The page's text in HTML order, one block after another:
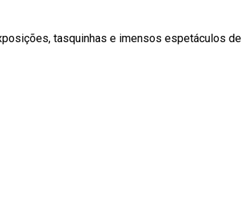
tasquinhas e imensos espetáculos de